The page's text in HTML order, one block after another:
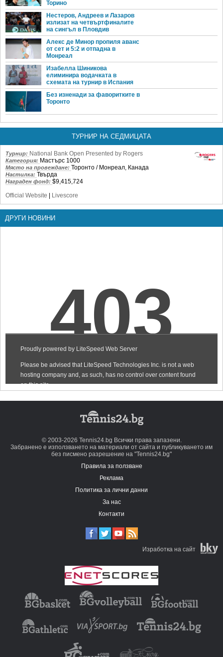
Торино
Нестеров, Андреев и Лазаров
излизат на четвъртфиналите
на сингъл в Пловдив
Алекс де Минор пропиля аванс
от сет и 5:2 и отпадна в
Монреал
Изабелла Шиникова
елиминира водачката в
схемата на турнир в Испания
Без изненади за фаворитките в
Торонто
ТУРНИР НА СЕДМИЦАТА
Турнир: National Bank Open Presented by Rogers
Категория: Мастърс 1000
Място на провеждане: Торонто / Монреал, Канада
Настилка: Твърда
Награден фонд: $9,415,724
Official Website | Livescore
ДРУГИ НОВИНИ
© 2003-2026 Tennis24.bg Всички права запазени.
Забранено е използването на материали от сайта и публикуването им
без писмено разрешение на "Tennis24.bg"
Правила за ползване
Реклама
Политика за лични данни
За нас
Контакти
Изработка на сайт